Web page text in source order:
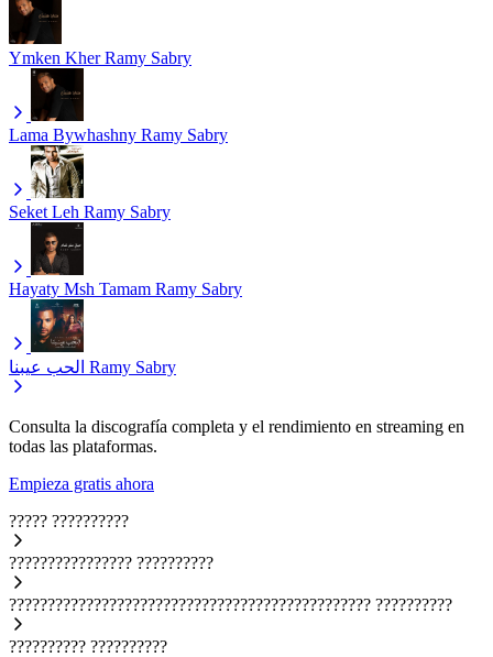
Ymken Kher Ramy Sabry
Lama Bywhashny Ramy Sabry
Seket Leh Ramy Sabry
Hayaty Msh Tamam Ramy Sabry
الحب عيبنا Ramy Sabry
Consulta la discografía completa y el rendimiento en streaming en
todas las plataformas.
Empieza gratis ahora
????? ??????????
???????????????? ??????????
??????????????????????????????????????????????? ??????????
?????????? ??????????